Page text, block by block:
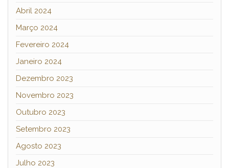
Abril 2024
Março 2024
Fevereiro 2024
Janeiro 2024
Dezembro 2023
Novembro 2023
Outubro 2023
Setembro 2023
Agosto 2023
Julho 2023